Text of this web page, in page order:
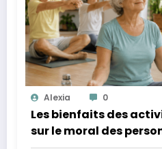
Alexia 0
Les bienfaits des
sur le moral des